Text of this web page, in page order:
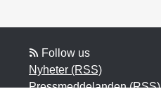
Follow us
Nyheter (RSS)
Pressmeddelanden (RSS)